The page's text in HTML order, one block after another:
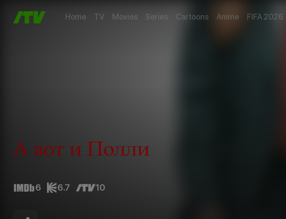
Home TV Movies Series Cartoons Anime FIFA 2026
6 6.7 10